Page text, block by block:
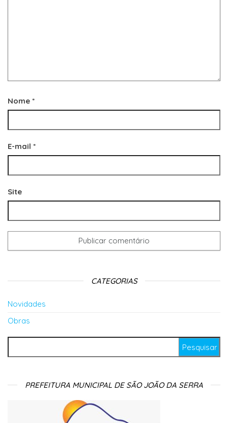
Nome *
E-mail *
Site
CATEGORIAS
Novidades
Obras
PREFEITURA MUNICIPAL DE SÃO JOÃO DA SERRA